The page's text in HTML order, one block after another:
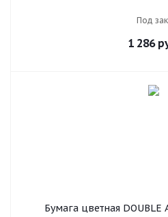
Под
1 286
Бумага цветная DOUBLE